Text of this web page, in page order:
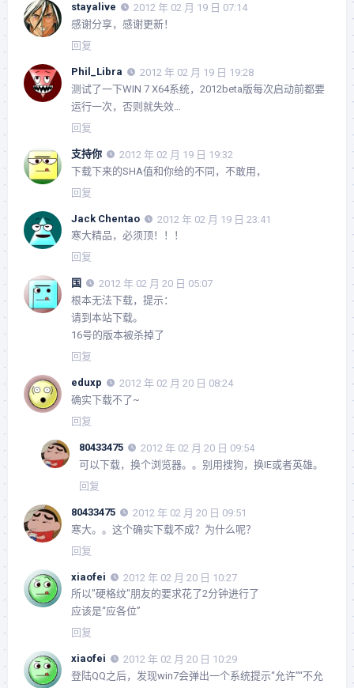
stayalive
2012 年 02 月 19 日 07:14
感谢分享，感谢更新！
回复
Phil_Libra
2012 年 02 月 19 日 19:28
测试了一下WIN 7 X64系统，2012beta版每次启动前都要
运行一次，否则就失效…
回复
支持你
2012 年 02 月 19 日 19:32
下载下来的SHA值和你给的不同，不敢用，
回复
Jack Chentao
2012 年 02 月 19 日 23:41
寒大精品，必须顶！！！
回复
国
2012 年 02 月 20 日 05:07
根本无法下载，提示：
请到本站下载。
16号的版本被杀掉了
回复
eduxp
2012 年 02 月 20 日 08:24
确实下载不了~
回复
80433475
2012 年 02 月 20 日 09:54
可以下载，换个浏览器。。别用搜狗，换IE或者英雄。
回复
80433475
2012 年 02 月 20 日 09:51
寒大。。这个确实下载不成？为什么呢？
回复
xiaofei
2012 年 02 月 20 日 10:27
所以"硬格纹"朋友的要求花了2分钟进行了
应该是“应各位”
回复
xiaofei
2012 年 02 月 20 日 10:29
登陆QQ之后，发现win7会弹出一个系统提示“允许”“不允